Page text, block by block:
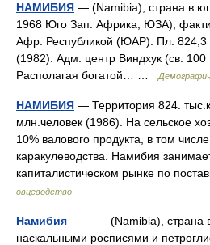
НАМИБИЯ — (Namibia), страна в
1968 Юго Зап. Африка, ЮЗА),
Афр. Республикой (ЮАР). Пл. 824,3
(1982). Адм. центр Виндхук (св. 100
Располагая богатой… …
НАМИБИЯ — Территория 824.
млн.человек (1986). На сельское
10% валового продукта, в том
каракулеводства. Намибия
капиталистическом рынке по
овцеводство
Намибия — (Namibia), страна в
наскальными росписями и